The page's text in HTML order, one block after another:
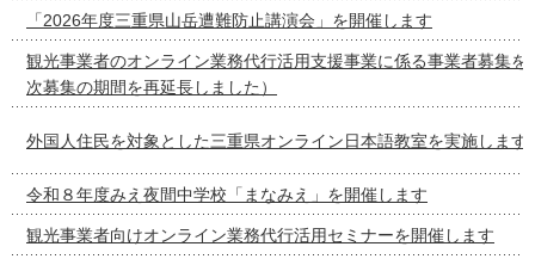
「2026年度三重県山岳遭難防止講演会」を開催します
観光事業者のオンライン業務代行活用支援事業に係る事業者募集を
次募集の期間を再延長しました）
外国人住民を対象とした三重県オンライン日本語教室を実施します
令和８年度みえ夜間中学校「まなみえ」を開催します
観光事業者向けオンライン業務代行活用セミナーを開催します